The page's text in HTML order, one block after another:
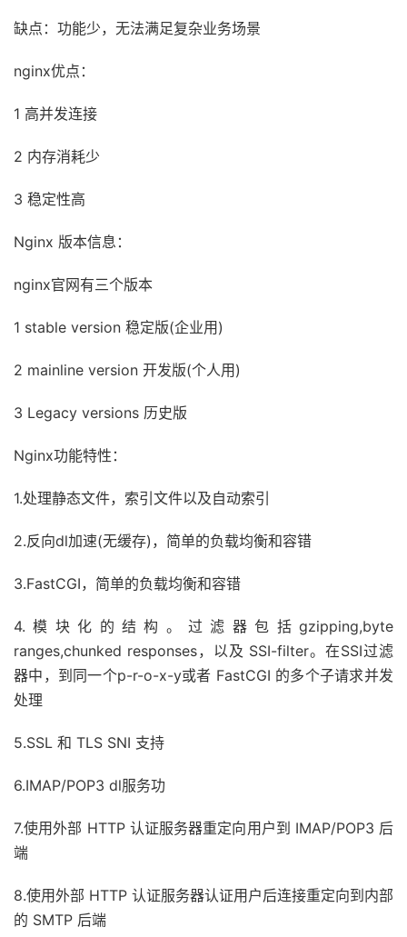
缺点：功能少，无法满足复杂业务场景
nginx优点：
1 高并发连接
2 内存消耗少
3 稳定性高
Nginx 版本信息：
nginx官网有三个版本
1 stable version 稳定版(企业用)
2 mainline version 开发版(个人用)
3 Legacy versions 历史版
Nginx功能特性：
1.处理静态文件，索引文件以及自动索引
2.反向dl加速(无缓存)，简单的负载均衡和容错
3.FastCGI，简单的负载均衡和容错
4.模块化的结构。过滤器包括gzipping,byte
ranges,chunked responses，以及 SSI-filter。在SSI过滤
器中，到同一个p-r-o-x-y或者 FastCGI 的多个子请求并发
处理
5.SSL 和 TLS SNI 支持
6.IMAP/POP3 dl服务功
7.使用外部 HTTP 认证服务器重定向用户到 IMAP/POP3 后
端
8.使用外部 HTTP 认证服务器认证用户后连接重定向到内部
的 SMTP 后端